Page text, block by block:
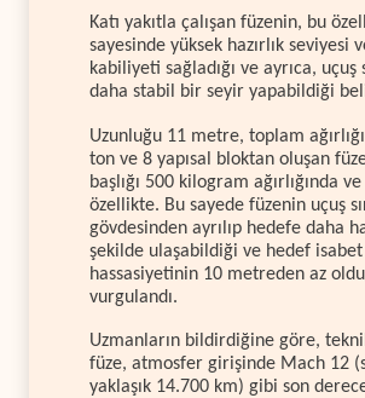
Katı yakıtla çalışan füzenin, bu
sayesinde yüksek hazırlık seviyesi
kabiliyeti sağladığı ve ayrıca, uçuş
daha stabil bir seyir yapabildiği
Uzunluğu 11 metre, toplam
ton ve 8 yapısal bloktan oluşan
başlığı 500 kilogram ağırlığında
özellikte. Bu sayede füzenin uçuş
gövdesinden ayrılıp hedefe daha
şekilde ulaşabildiği ve hedef isabet
hassasiyetinin 10 metreden az
vurgulandı.
Uzmanların bildirdiğine göre,
füze, atmosfer girişinde Mach 12
yaklaşık 14.700 km) gibi son